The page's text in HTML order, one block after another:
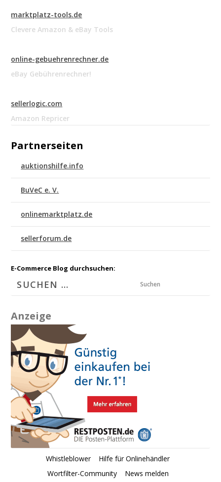
marktplatz-tools.de
Clevere Amazon & eBay Tools
online-gebuehrenrechner.de
eBay Gebührenrechner!
sellerlogic.com
Amazon Repricer
Partnerseiten
auktionshilfe.info
BuVeC e. V.
onlinemarktplatz.de
sellerforum.de
E-Commerce Blog durchsuchen:
Suchen
Anzeige
Whistleblower
Hilfe für Onlinehändler
Wortfilter-Community
News melden